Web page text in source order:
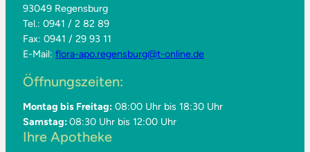
93049 Regensburg
Tel.: 0941 / 2 82 89
Fax: 0941 / 29 93 11
E-Mail:flora-apo.regensburg@t-online.de
Öffnungszeiten:
Montag bis Freitag: 08:00 Uhr bis 18:30 Uhr
Samstag:08:30 Uhr bis 12:00 Uhr
Ihre Apotheke